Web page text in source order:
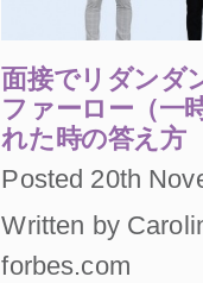
面接でリダンダ
ファーロー（一
れた時の答え方
Posted 20th
Written by
forbes.com